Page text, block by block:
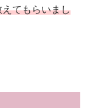
てもらいまし